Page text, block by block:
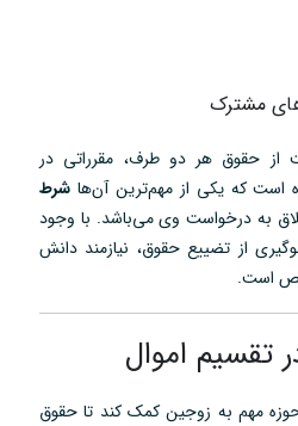
مشترک
از حقوق هر دو طرف، مقرراتی در
که یکی از مهم‌ترین آن‌ها شرط
به درخواست وی می‌باشد. با وجود
از تضییع حقوق، نیازمند دانش
است.
تقسیم اموال
مهم به زوجین کمک کند تا حقوق